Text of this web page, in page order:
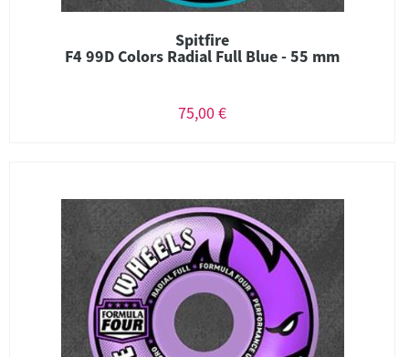
Spitfire
F4 99D Colors Radial Full Blue - 55 mm
75,00 €